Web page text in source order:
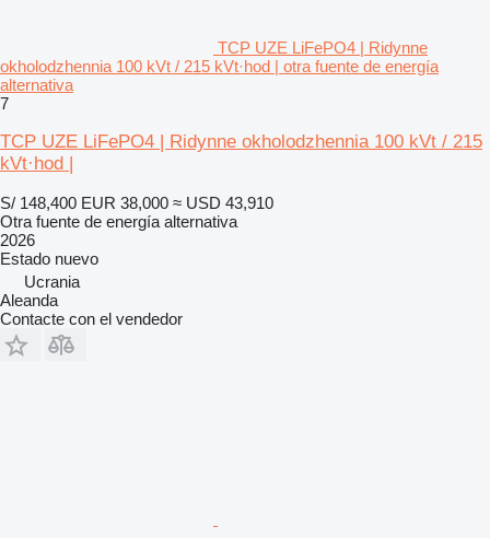
TCP UZE LiFePO4 | Ridynne
okholodzhennia 100 kVt / 215 kVt·hod | otra fuente de energía
alternativa
7
TCP UZE LiFePO4 | Ridynne okholodzhennia 100 kVt / 215
kVt·hod |
S/ 148,400 EUR 38,000 ≈ USD 43,910
Otra fuente de energía alternativa
2026
Estado nuevo
Ucrania
Aleanda
Contacte con el vendedor